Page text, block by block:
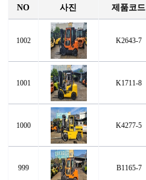
NO 사진 제품코드
1002 K2643-7
1001 K1711-8
1000 K4277-5
999 B1165-7